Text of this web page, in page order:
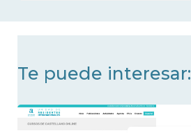
Te puede interesar: